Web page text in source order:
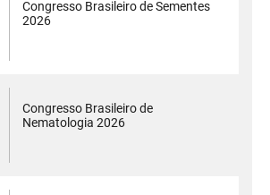
Congresso Brasileiro de Sementes
2026
Congresso Brasileiro de
Nematologia 2026